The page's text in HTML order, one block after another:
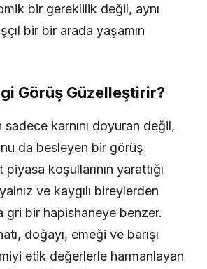
bir gereklilik değil, aynı
bir bir arada yaşamın
Görüş Güzelleştirir?
sadece karnını doyuran değil,
da besleyen bir görüş
koşullarının yarattığı
ve kaygılı bireylerden
gri bir hapishaneye benzer.
doğayı, emeği ve barışı
etik değerlerle harmanlayan